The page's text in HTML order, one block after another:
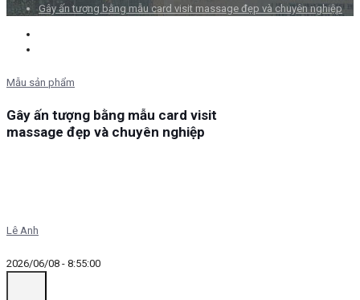
Gây ấn tượng bằng mẫu card visit massage đẹp và chuyên nghiệp
Mẫu sản phẩm
Gây ấn tượng bằng mẫu card visit
massage đẹp và chuyên nghiệp
Lê Anh
2026/06/08 - 8:55:00